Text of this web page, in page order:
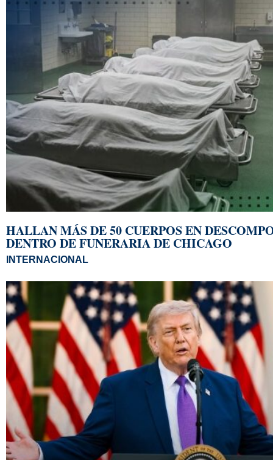
HALLAN MÁS DE 50 CUERPOS EN
DENTRO DE FUNERARIA DE CHICAGO
INTERNACIONAL